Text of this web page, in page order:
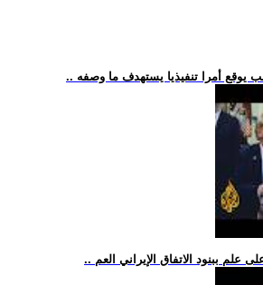
يوقع أمرا تنفيذيا يستهدف ما وصفه
علم ببنود الاتفاق الإيراني العم